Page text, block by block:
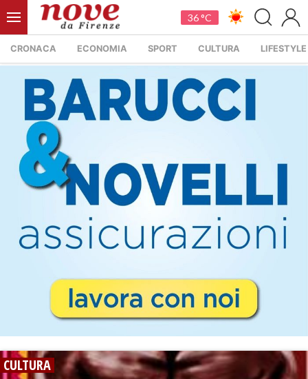
36 °C
CRONACA ECONOMIA SPORT CULTURA LIFESTYLE
CULTURA